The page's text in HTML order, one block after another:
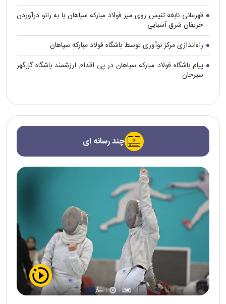
قهرمانی نابغه تنیس روی میز فولاد مبارکه سپاهان با به زانو درآوردن
حریفان شرق آسیایی
راه‌اندازی مرکز نوآوری توسط باشگاه فولاد مبارکه سپاهان
پیام باشگاه فولاد مبارکه سپاهان در پی اقدام ارزشمند باشگاه گل‌گهر
سیرجان
چند رسانه ای